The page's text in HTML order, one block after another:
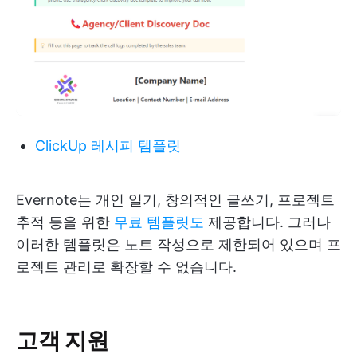
ClickUp 레시피 템플릿
Evernote는 개인 일기, 창의적인 글쓰기, 프로젝트
추적 등을 위한 무료 템플릿도 제공합니다. 그러나
이러한 템플릿은 노트 작성으로 제한되어 있으며 프
로젝트 관리로 확장할 수 없습니다.
고객 지원